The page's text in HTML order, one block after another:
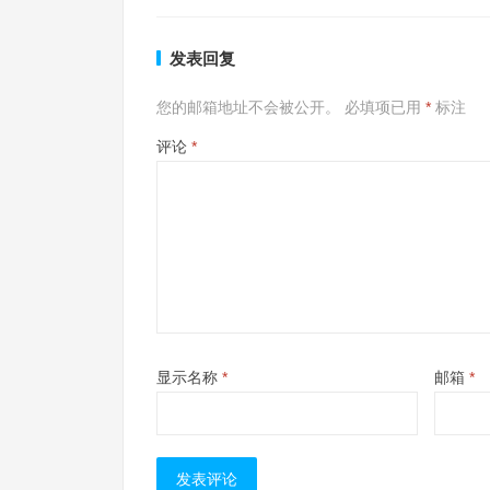
发表回复
您的邮箱地址不会被公开。 必填项已用 * 标注
评论 *
显示名称 * 邮箱 *